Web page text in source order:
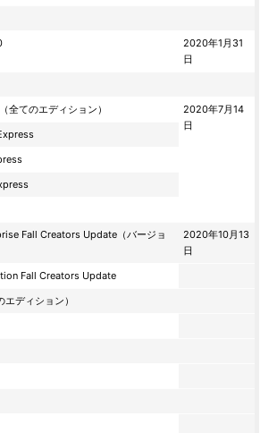
2020年1月31
日
てのエディション）
2020年7月14
日
Fall Creators Update（バージョ
2020年10月13
日
Fall Creators Update
ディション）